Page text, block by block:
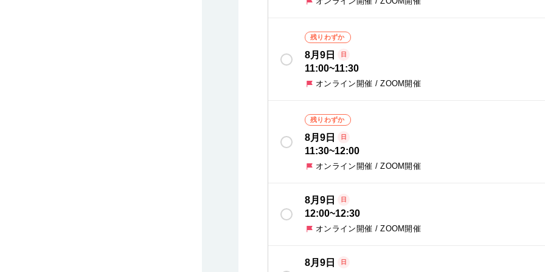
残りわずか
8月9日 日
11:00~11:30
オンライン開催 / ZOOM開催
残りわずか
8月9日 日
11:30~12:00
オンライン開催 / ZOOM開催
8月9日 日
12:00~12:30
オンライン開催 / ZOOM開催
8月9日 日